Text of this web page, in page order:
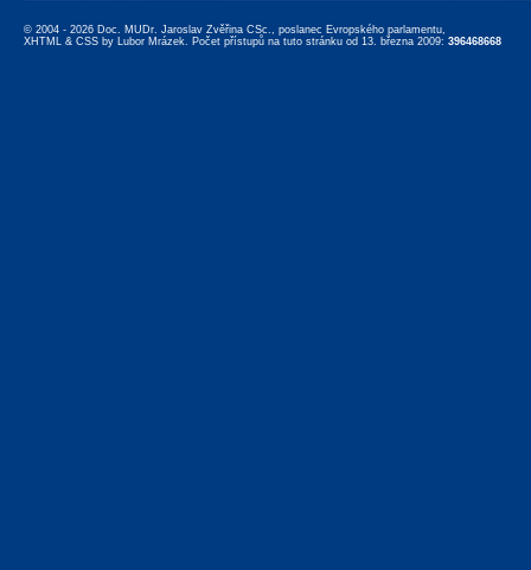
© 2004 - 2026 Doc. MUDr. Jaroslav Zvěřina CSc., poslanec Evropského parlamentu,
XHTML & CSS by Lubor Mrázek. Počet přístupů na tuto stránku od 13. března 2009: 396468668